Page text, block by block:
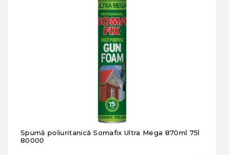
Spumă poliuritanică Somafix Ultra Mega 870ml 75l
80000